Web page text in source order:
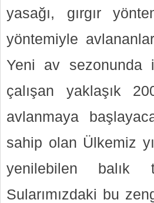
yasağı, gırgır
yöntemiyle
Yeni av
çalışan yaklaşık
avlanmaya
sahip olan Ülkemiz
yenilebilen balık
Sularımızdaki bu